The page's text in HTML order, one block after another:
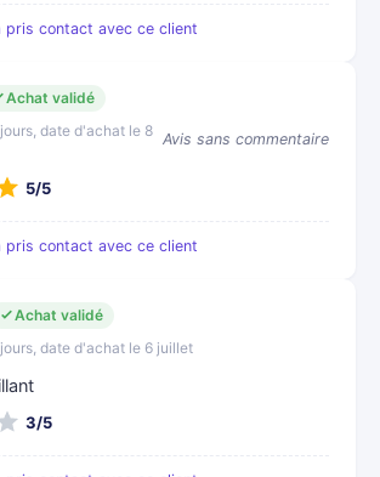
pris contact avec ce client
Achat validé
date d'achat le 8 Avis sans commentaire
5/5
pris contact avec ce client
Achat validé
date d'achat le 6 juillet
3/5